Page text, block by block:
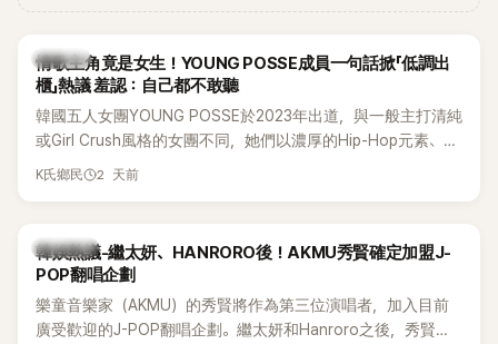
K-POP
情歌主角竟是女生！YOUNG POSSE成員一句話掀「低調出
櫃」熱議 羞認：自己都不敢聽
韓國五人女團YOUNG POSSE於2023年出道，與一般主打清純
或Girl Crush風格的女團不同，她們以濃厚的Hip-Hop元素、自
創Rap及成員親自參與創作為特色，MV也融入美式街頭、塗
為第五代女團中極具辨識度的新生代代表之一。
K氏鄉民 2 天前
熱議討論
韓娛熱議-繼太妍、HANRORO後！AKMU秀賢確定加盟J-
POP翻唱企劃
樂童音樂家（AKMU）的秀賢將作為第三位演唱者，加入目前
廣受歡迎的J-POP翻唱企劃。繼太妍和Hanroro之後，秀賢已